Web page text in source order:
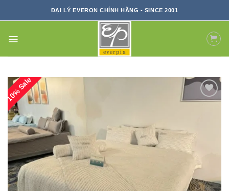
ĐẠI LÝ EVERON CHÍNH HÃNG - SINCE 2001
10% Sale
WISHLIST